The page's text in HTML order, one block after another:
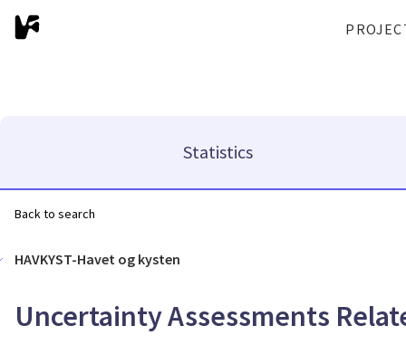
Statistics
Back to search
HAVKYST-Havet og kysten
Uncertainty Assessments